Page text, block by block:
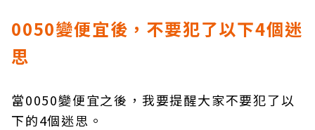
0050變便宜後，不要犯了以下4個迷
思
當0050變便宜之後，我要提醒大家不要犯了以
下的4個迷思。